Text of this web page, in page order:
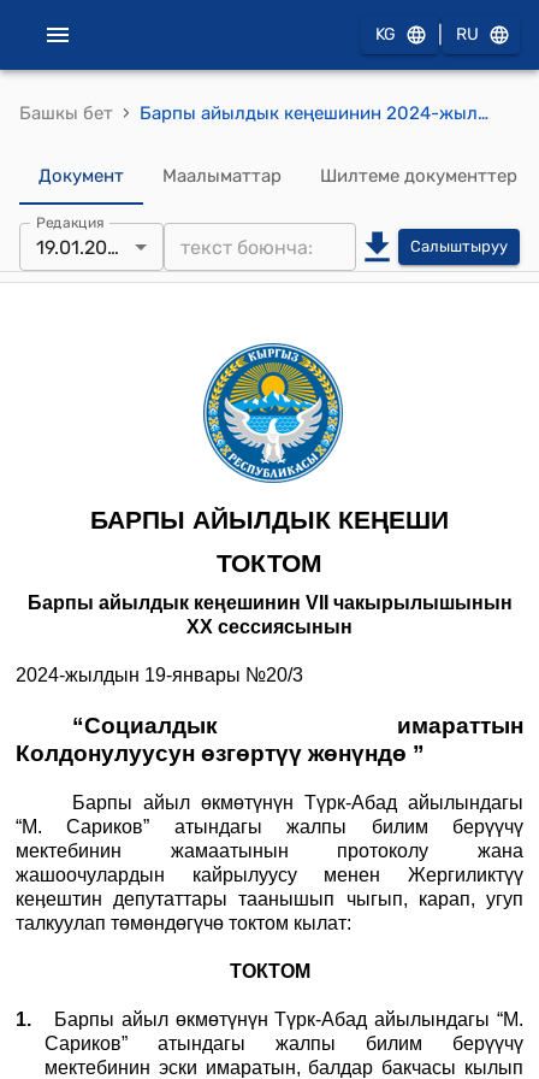
KG RU
Башкы бет › Барпы айылдык кеңешинин 2024-жылынын 19-январындагы №20/3 “Социалдык имараттын Колдонулуусун өзгөртүү жөнүндө ” токтому
Документ Маалыматтар Шилтеме документтер
Редакция
19.01.2024 Салыштыруу